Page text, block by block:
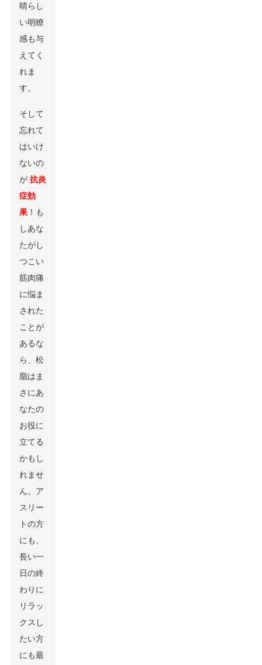
晴らし
い明瞭
感も与
えてく
れま
す。
そして
忘れて
はいけ
ないの
が抗炎
症効
果 ！も
しあな
たがし
つこい
筋肉痛
に悩ま
された
ことが
あるな
ら、松
脂はま
さにあ
なたの
お役に
立てる
かもし
れませ
ん。ア
スリー
トの方
にも、
長い一
日の終
わりに
リラッ
クスし
たい方
にも最